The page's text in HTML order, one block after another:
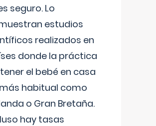
seguro. Lo
estudios
realizados en
donde la práctica
el bebé en casa
habitual como
o Gran Bretaña.
hay tasas